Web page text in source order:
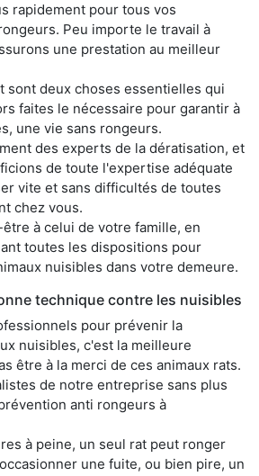
rapidement pour tous vos
Peu importe le travail à
une prestation au meilleur
sont deux choses essentielles qui
faites le nécessaire pour garantir à
une vie sans rongeurs.
des experts de la dératisation, et
de toute l'expertise adéquate
vite et sans difficultés de toutes
chez vous.
à celui de votre famille, en
toutes les dispositions pour
nuisibles dans votre demeure.
technique contre les nuisibles
pour prévenir la
nuisibles, c'est la meilleure
être à la merci de ces animaux rats.
de notre entreprise sans plus
anti rongeurs à
à peine, un seul rat peut ronger
une fuite, ou bien pire, un